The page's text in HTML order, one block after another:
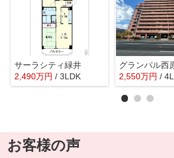
サーラシティ緑井
2,490万円 / 3LDK
グランパル西
2,550万円 /
お客様の声